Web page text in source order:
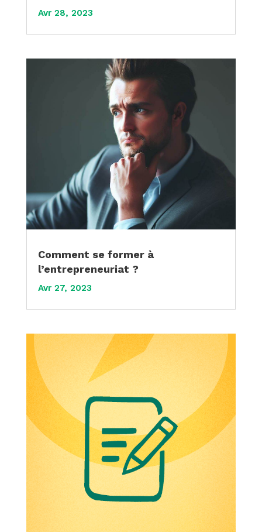
Avr 28, 2023
Comment se former à
l’entrepreneuriat ?
Avr 27, 2023